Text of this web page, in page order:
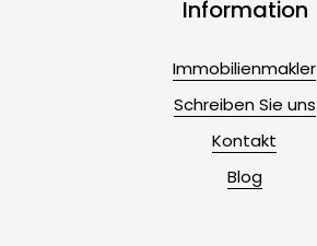
Information
Immobilienmakler
Schreiben Sie uns
Kontakt
Blog